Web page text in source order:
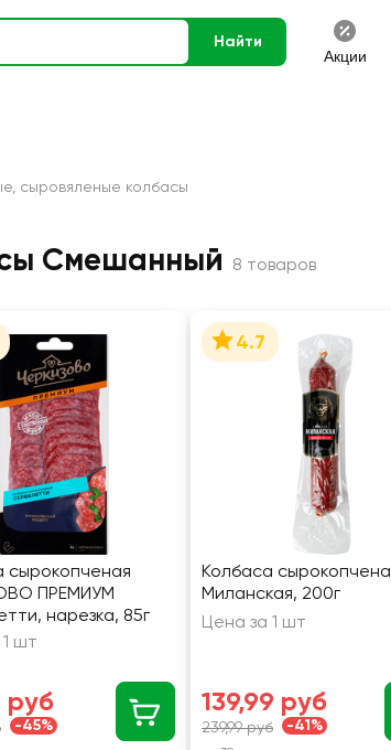
Найти
Акции
сыровяленые колбасы
Смешанный 8 товаров
сырокопченая
ПРЕМИУМ
нарезка, 85г
шт
руб
-45%
4.7
Колбаса
Миланская, 200г
Цена за 1 шт
139,99 руб
239,99 руб -41%